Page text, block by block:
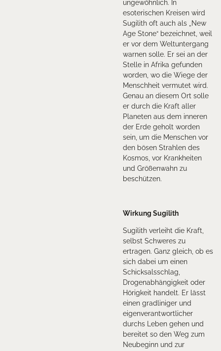
ungewöhnlich. In
esoterischen Kreisen wird
Sugilith oft auch als „New
Age Stone“ bezeichnet, weil
er vor dem Weltuntergang
warnen solle. Er sei an der
Stelle in Afrika gefunden
worden, wo die Wiege der
Menschheit vermutet wird.
Genau an diesem Ort solle
er durch die Kraft aller
Planeten aus dem inneren
der Erde geholt worden
sein, um die Menschen vor
den bösen Strahlen des
Kosmos, vor Krankheiten
und Größenwahn zu
beschützen.
Wirkung Sugilith
Sugilith verleiht die Kraft,
selbst Schweres zu
ertragen. Ganz gleich, ob es
sich dabei um einen
Schicksalsschlag,
Drogenabhängigkeit oder
Hörigkeit handelt. Er lässt
einen gradliniger und
eigenverantwortlicher
durchs Leben gehen und
bereitet so den Weg zum
Neubeginn und zur